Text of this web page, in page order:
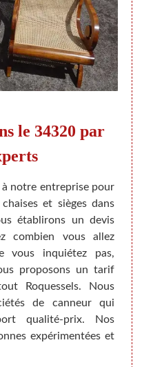
le 34320 par
notre entreprise pour
et sièges dans
établirons un devis
combien vous allez
vous inquiétez pas,
proposons un tarif
Roquessels. Nous
de canneur qui
qualité-prix. Nos
expérimentées et
Si
le
Tout
dans
tout